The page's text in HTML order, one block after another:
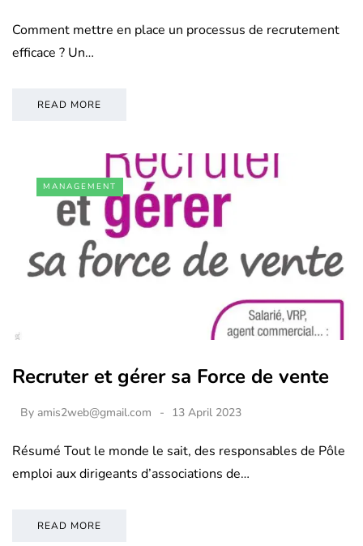
Comment mettre en place un processus de recrutement
efficace ? Un…
READ MORE
MANAGEMENT
Recruter et gérer sa Force de vente
By amis2web@gmail.com 13 April 2023
Résumé Tout le monde le sait, des responsables de Pôle
emploi aux dirigeants d’associations de…
READ MORE